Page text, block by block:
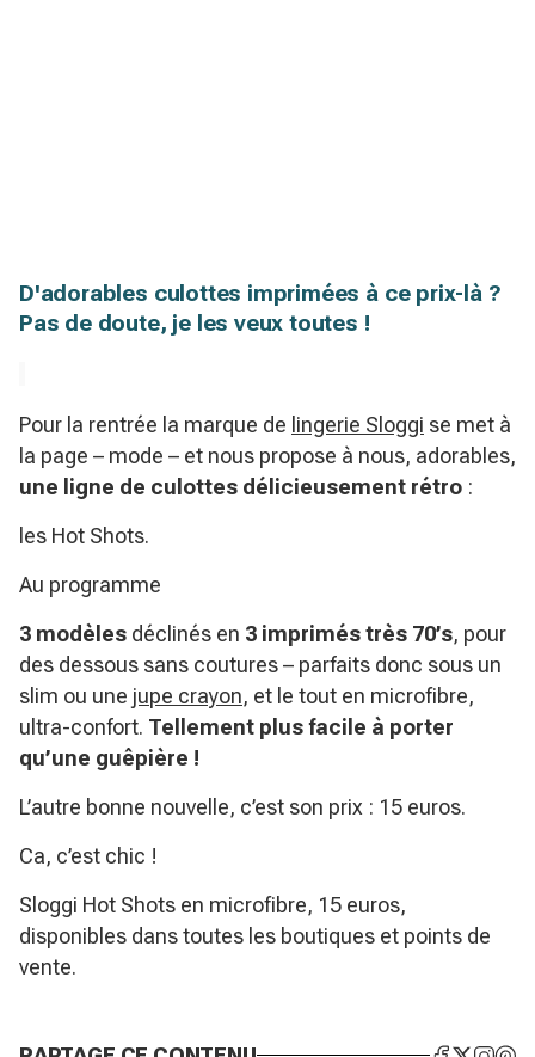
D'adorables culottes imprimées à ce prix-là ?
Pas de doute, je les veux toutes !
Pour la rentrée la marque de lingerie Sloggi se met à
la page – mode – et nous propose à nous, adorables,
une ligne de culottes délicieusement rétro :
les Hot Shots.
Au programme
3 modèles déclinés en 3 imprimés très 70’s, pour
des dessous sans coutures – parfaits donc sous un
slim ou une jupe crayon, et le tout en microfibre,
ultra-confort. Tellement plus facile à porter
qu’une guêpière !
L’autre bonne nouvelle, c’est son prix : 15 euros.
Ca, c’est chic !
Sloggi Hot Shots en microfibre, 15 euros,
disponibles dans toutes les boutiques et points de
vente.